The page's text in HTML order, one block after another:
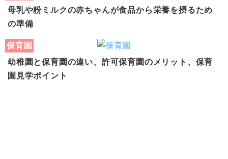
母乳や粉ミルクの赤ちゃんが食品から栄養を摂るため
の準備
保育園
幼稚園と保育園の違い、許可保育園のメリット、保育
園見学ポイント